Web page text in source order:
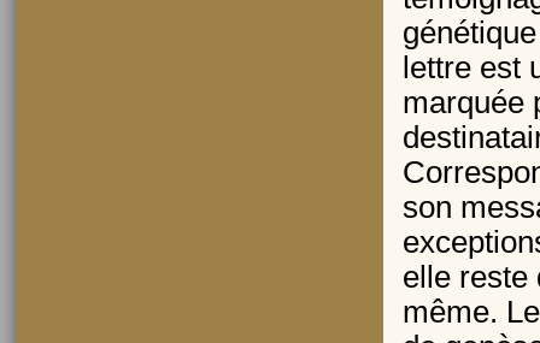
lettre est
marquée
son
elle reste
même.